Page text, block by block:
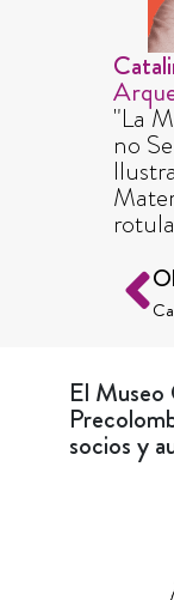
"La
no
El
socios y